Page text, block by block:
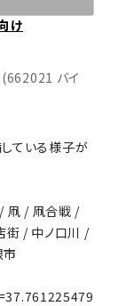
け
(662021 バイ
ている様子が
凧 / 凧合戦 /
街 / 中ノ口川 /